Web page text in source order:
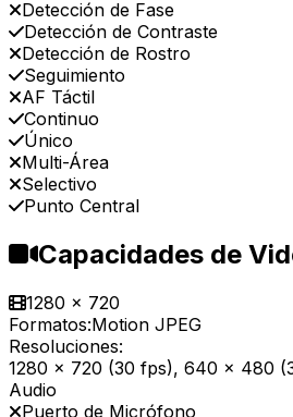
Detección de Fase
Detección de Contraste
Detección de Rostro
Seguimiento
AF Táctil
Continuo
Único
Multi-Área
Selectivo
Punto Central
Capacidades de
1280 x 720
Formatos:Motion JPEG
Resoluciones:
1280 x 720 (30 fps), 640 x 480
Audio
Puerto de Micrófono